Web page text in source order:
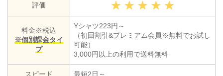
評価
料金※税込
※個別課金タイ
プ
Yシャツ223円～
（初回割引&プレミアム会員※無料でお試し
可能）
3,000円以上の利用で送料無料
スピード 最短2日～